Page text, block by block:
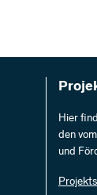
Hier
den
und